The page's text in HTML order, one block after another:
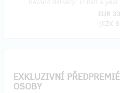
EUR
(CZK
EXKLUZIVNÍ
OSOBY